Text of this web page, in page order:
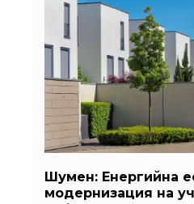
Шумен: Енергийна
модернизация на